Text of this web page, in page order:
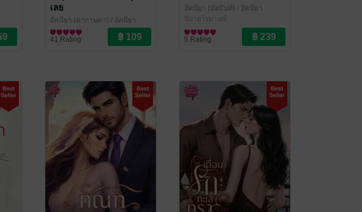
เลย
อัคนียา (ดากานดา) / อัคนียา
นิยายโรมานซ์
41 Rating
อัคนียา (มัสมินท์) / อัคนียา
นิยายโรมานซ์
5 Rating